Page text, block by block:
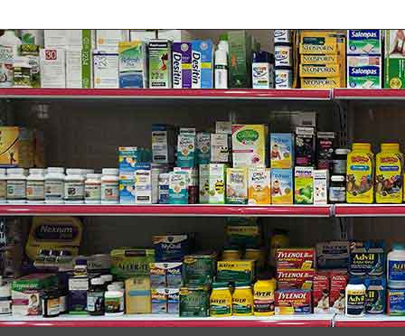
✓Chiết xuất nguyên chất với công thức cường độ tối
đa.
✓Thành phần hoàn toàn tự nhiên không có đường,
muối, tinh bột, gluten, đậu nành hoặc sữa.
✓NusaPure là một thương hiệu đáng tin cậy.
✓Sản xuất tại Mỹ, được FDA kiểm tra và các cơ sở
được chứng nhận GMP.
✓Giúp hỗ trợ đường huyết ổn cân bằng.
✓Giúp chuyển hóa Glucose thành năng lượng.